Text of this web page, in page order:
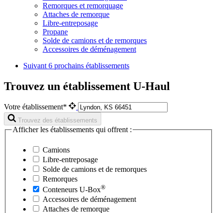
Remorques et remorquage
Attaches de remorque
Libre-entreposage
Propane
Solde de camions et de remorques
Accessoires de déménagement
Suivant 6 prochains établissements
Trouvez un établissement U-Haul
Votre établissement*
Trouvez des établissements
Afficher les établissements qui offrent :
Camions
Libre-entreposage
Solde de camions et de remorques
Remorques
Conteneurs U-Box®
Accessoires de déménagement
Attaches de remorque